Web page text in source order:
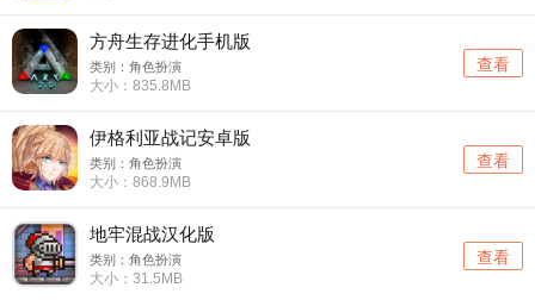
方舟生存进化手机版
类别：角色扮演
大小：835.8MB
查看
伊格利亚战记安卓版
类别：角色扮演
大小：868.9MB
查看
地牢混战汉化版
类别：角色扮演
大小：31.5MB
查看